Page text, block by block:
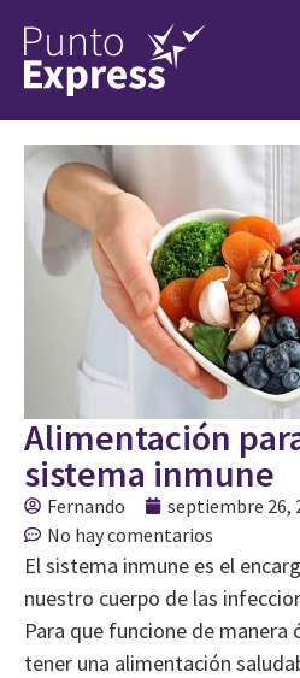
Alimentación
sistema inmune
Fernando septiembre 26,
No hay comentarios
El sistema inmune es el
nuestro cuerpo de las
Para que funcione de
tener una alimentación